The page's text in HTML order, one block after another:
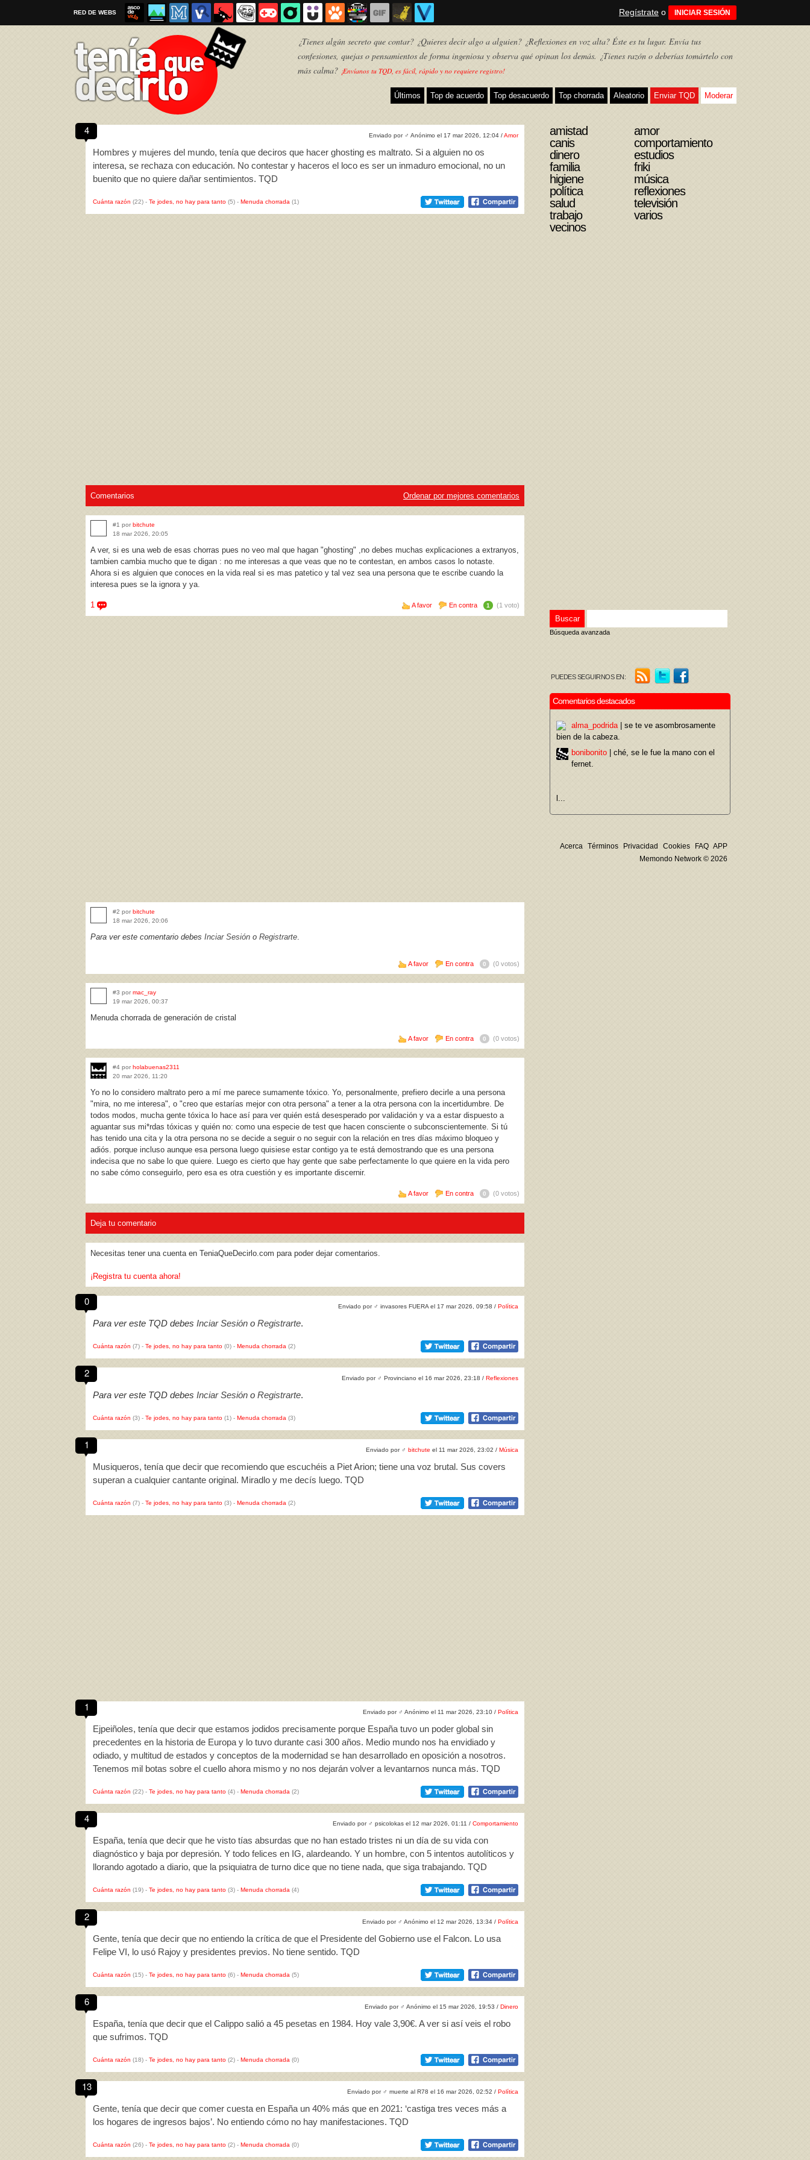
RED DE WEBS Regístrate o INICIAR SESIÓN
¿Tienes algún secreto que contar? ¿Quieres decir algo a alguien? ¿Reflexiones en voz alta? Éste es tu lugar. Envía tus
confesiones, quejas o pensamientos de forma ingeniosa y observa qué opinan los demás. ¿Tienes razón o deberías tomártelo con
más calma? ¡Envíanos tu TQD, es fácil, rápido y no requiere registro!
Últimos Top de acuerdo Top desacuerdo Top chorrada Aleatorio Enviar TQD Moderar
TQD
4 Enviado por ♂ Anónimo el 17 mar 2026, 12:04 /Amor
Hombres y mujeres del mundo, tenía que deciros que hacer ghosting es maltrato. Si a alguien no os
interesa, se rechaza con educación. No contestar y haceros el loco es ser un inmaduro emocional, no un
buenito que no quiere dañar sentimientos. TQD
Cuánta razón (22) - Te jodes, no hay para tanto (5) - Menuda chorrada (1)
Comentarios Ordenar por mejores comentarios
#1 por bitchute
18 mar 2026, 20:05
A ver, si es una web de esas chorras pues no veo mal que hagan "ghosting" ,no debes muchas explicaciones a extranyos,
tambien cambia mucho que te digan : no me interesas a que veas que no te contestan, en ambos casos lo notaste.
Ahora si es alguien que conoces en la vida real si es mas patetico y tal vez sea una persona que te escribe cuando la
interesa pues se la ignora y ya.
1 A favor En contra 1 (1 voto)
#2 por bitchute
18 mar 2026, 20:06
Para ver este comentario debes Inciar Sesión o Registrarte.
A favor En contra 0 (0 votos)
#3 por mac_ray
19 mar 2026, 00:37
Menuda chorrada de generación de cristal
A favor En contra 0 (0 votos)
#4 por holabuenas2311
20 mar 2026, 11:20
Yo no lo considero maltrato pero a mí me parece sumamente tóxico. Yo, personalmente, prefiero decirle a una persona
"mira, no me interesa", o "creo que estarías mejor con otra persona" a tener a la otra persona con la incertidumbre. De
todos modos, mucha gente tóxica lo hace así para ver quién está desesperado por validación y va a estar dispuesto a
aguantar sus mi*rdas tóxicas y quién no: como una especie de test que hacen consciente o subconscientemente. Si tú
has tenido una cita y la otra persona no se decide a seguir o no seguir con la relación en tres días máximo bloqueo y
adiós. porque incluso aunque esa persona luego quisiese estar contigo ya te está demostrando que es una persona
indecisa que no sabe lo que quiere. Luego es cierto que hay gente que sabe perfectamente lo que quiere en la vida pero
no sabe cómo conseguirlo, pero esa es otra cuestión y es importante discernir.
A favor En contra 0 (0 votos)
Deja tu comentario
Necesitas tener una cuenta en TeniaQueDecirlo.com para poder dejar comentarios.
¡Registra tu cuenta ahora!
0 Enviado por ♂ invasores FUERA el 17 mar 2026, 09:58 / Política
Para ver este TQD debes Inciar Sesión o Registrarte.
Cuánta razón (7) - Te jodes, no hay para tanto (0) - Menuda chorrada (2)
2 Enviado por ♂ Provinciano el 16 mar 2026, 23:18 / Reflexiones
Para ver este TQD debes Inciar Sesión o Registrarte.
Cuánta razón (3) - Te jodes, no hay para tanto (1) - Menuda chorrada (3)
1 Enviado por ♂ bitchute el 11 mar 2026, 23:02 / Música
Musiqueros, tenía que decir que recomiendo que escuchéis a Piet Arion; tiene una voz brutal. Sus covers
superan a cualquier cantante original. Miradlo y me decís luego. TQD
Cuánta razón (7) - Te jodes, no hay para tanto (3) - Menuda chorrada (2)
1 Enviado por ♂ Anónimo el 11 mar 2026, 23:10 / Política
Ejpeiñoles, tenía que decir que estamos jodidos precisamente porque España tuvo un poder global sin
precedentes en la historia de Europa y lo tuvo durante casi 300 años. Medio mundo nos ha envidiado y
odiado, y multitud de estados y conceptos de la modernidad se han desarrollado en oposición a nosotros.
Tenemos mil botas sobre el cuello ahora mismo y no nos dejarán volver a levantarnos nunca más. TQD
Cuánta razón (22) - Te jodes, no hay para tanto (4) - Menuda chorrada (2)
4 Enviado por ♂ psicolokas el 12 mar 2026, 01:11 / Comportamiento
España, tenía que decir que he visto tías absurdas que no han estado tristes ni un día de su vida con
diagnóstico y baja por depresión. Y todo felices en IG, alardeando. Y un hombre, con 5 intentos autolíticos y
llorando agotado a diario, que la psiquiatra de turno dice que no tiene nada, que siga trabajando. TQD
Cuánta razón (19) - Te jodes, no hay para tanto (3) - Menuda chorrada (4)
2 Enviado por ♂ Anónimo el 12 mar 2026, 13:34 / Política
Gente, tenía que decir que no entiendo la crítica de que el Presidente del Gobierno use el Falcon. Lo usa
Felipe VI, lo usó Rajoy y presidentes previos. No tiene sentido. TQD
Cuánta razón (15) - Te jodes, no hay para tanto (6) - Menuda chorrada (5)
6 Enviado por ♂ Anónimo el 15 mar 2026, 19:53 / Dinero
España, tenía que decir que el Calippo salió a 45 pesetas en 1984. Hoy vale 3,90€. A ver si así veis el robo
que sufrimos. TQD
Cuánta razón (18) - Te jodes, no hay para tanto (2) - Menuda chorrada (0)
13 Enviado por ♂ muerte al R78 el 16 mar 2026, 02:52 / Política
Gente, tenía que decir que comer cuesta en España un 40% más que en 2021: ‘castiga tres veces más a
los hogares de ingresos bajos’. No entiendo cómo no hay manifestaciones. TQD
Cuánta razón (26) - Te jodes, no hay para tanto (2) - Menuda chorrada (0)
amistad
amor
canis
comportamiento
dinero
estudios
familia
friki
higiene
música
política
reflexiones
salud
televisión
trabajo
varios
vecinos
Búsqueda avanzada
PUEDES SEGUIRNOS EN:
Comentarios destacados
alma_podrida| se te ve asombrosamente
bien de la cabeza.
bonibonito | ché, se le fue la mano con el
fernet.
l...
Acerca Términos Privacidad Cookies FAQ APP
Memondo Network © 2026